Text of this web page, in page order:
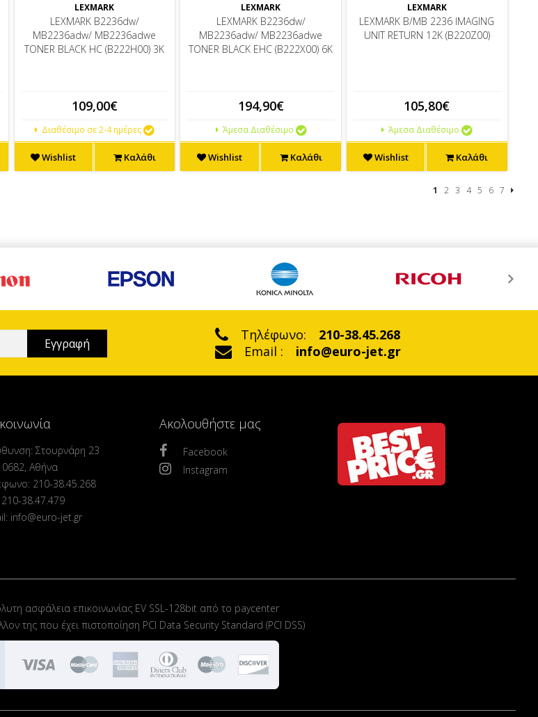
LEXMARK
LEXMARK B2236dw/
MB2236adw/ MB2236adwe
TONER BLACK HC (B222H00) 3K
109,00€
Διαθέσιμο σε 2-4 ημέρες
Wishlist Καλάθι
LEXMARK
LEXMARK B2236dw/
MB2236adw/ MB2236adwe
TONER BLACK EHC (B222X00) 6K
194,90€
Άμεσα Διαθέσιμο
Wishlist Καλάθι
LEXMARK
LEXMARK B/MB 2236 IMAGING
UNIT RETURN 12K (B220Z00)
105,80€
Άμεσα Διαθέσιμο
Wishlist Καλάθι
1 2 3 4 5 6 7
Τηλέφωνο:
210-38.45.268
Email :
info@euro-jet.gr
Στουρνάρη 23
Αθήνα
210-38.45.268
210-38.47.479
info@euro-jet.gr
Ακολουθήστε μας
Facebook
Instagram
ασφάλεια επικοινωνίας EV SSL-128bit από το paycenter
της που έχει πιστοποίηση PCI Data Security Standard (PCI DSS)